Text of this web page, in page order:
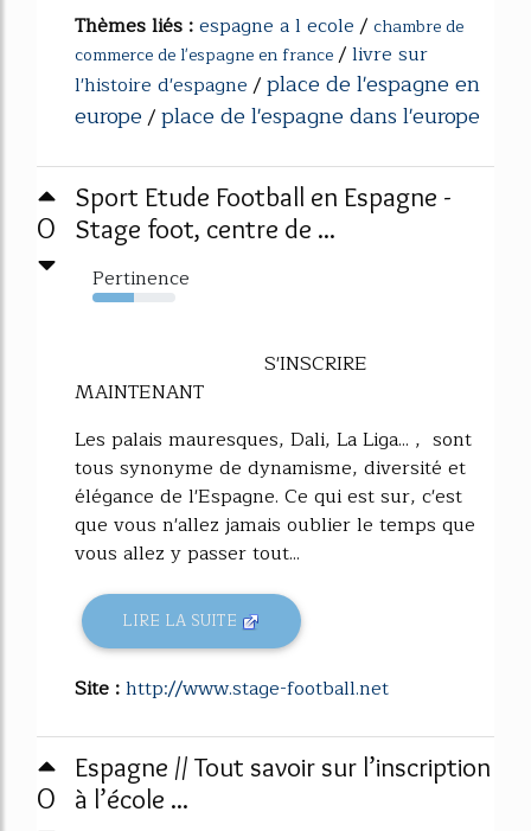
Thèmes liés :espagne a l ecole/ chambre de
commerce de l'espagne en france/livre sur
l'histoire d'espagne/place de l'espagne en
europe/place de l'espagne dans l'europe
0
Sport Etude Football en Espagne -
Stage foot, centre de ...
Pertinence
50%
S'INSCRIRE
MAINTENANT
Les palais mauresques, Dali, La Liga... , sont
tous synonyme de dynamisme, diversité et
élégance de l'Espagne. Ce qui est sur, c'est
que vous n'allez jamais oublier le temps que
vous allez y passer tout...
LIRE LA SUITE
Site :http://www.stage-football.net
0
Espagne // Tout savoir sur l’inscription
à l’école ...